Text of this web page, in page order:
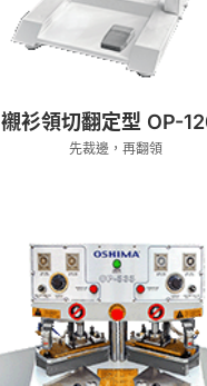
襯衫領切翻定型 OP-
先裁邊，再翻領